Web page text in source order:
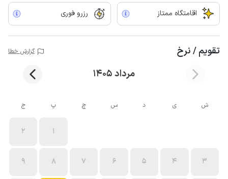
اقامتگاه ممتاز رزرو فوری
تقویم / نرخ گزارش خطا
مرداد 1405
ش ی د س چ پ ج
1
2
3
4
5
6
7
8
9